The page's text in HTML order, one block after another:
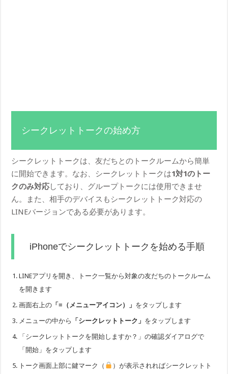
シークレットトークの始め方
シークレットトークは、友だちとのトークルームから簡単
に開始できます。なお、シークレットトークは1対1のトー
クのみ対応しており、グループトークには使用できませ
ん。また、相手のデバイスもシークレットトーク対応の
LINEバージョンである必要があります。
iPhoneでシークレットトークを始める手順
LINEアプリを開き、トーク一覧から対象の友だちのトークルーム
を開きます
画面右上の 「≡（メニューアイコン）」 をタップします
メニューの中から 「シークレットトーク」 をタップします
「シークレットトークを開始しますか？」の確認ダイアログで
「開始」をタップします
トーク画面上部に鍵マーク（
）が表示されればシークレットト